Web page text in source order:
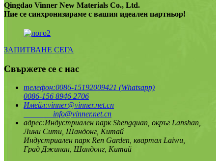
Qingdao Vinner New Materials Co., Ltd.
Ние се синхронизираме с вашия идеален партньор!
ЗАПИТВАНЕ СЕГА
Свържете се с нас
телефон:0086-15192009421 (Whatsapp)
0086-156 8946 2706
Имейл:vinner@vinner.net.cn
info@vinner.net.cn
адрес:Индустриален парк Shengquan, окръг Lanshan,
Лини Сити, Шандонг, Китай
Индустриален парк Ren Garden, квартал Laiwu,
Град Джинан, Шандонг, Китай